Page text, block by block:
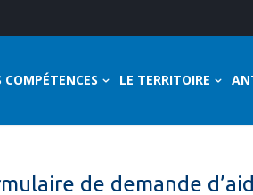
COMPÉTENCES LE TERRITOIRE
de demande